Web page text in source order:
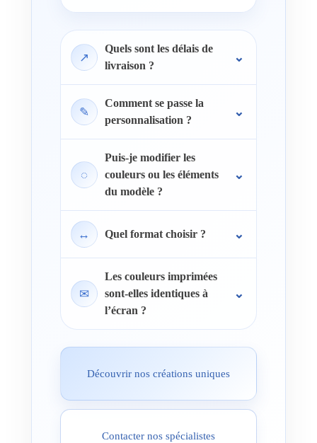
↗
Quels sont les délais de
livraison ?
✎
Comment se passe la
personnalisation ?
◌
Puis-je modifier les
couleurs ou les éléments
du modèle ?
↔ Quel format choisir ?
✉
Les couleurs imprimées
sont-elles identiques à
l’écran ?
Découvrir nos créations uniques
Contacter nos spécialistes